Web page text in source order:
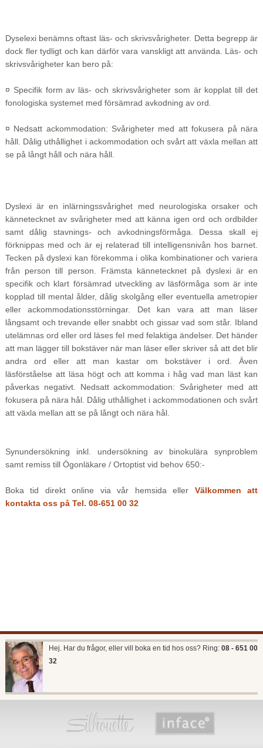
Dyselexi benämns oftast läs- och skrivsvårigheter. Detta begrepp är
dock fler tydligt och kan därför vara vanskligt att använda. Läs- och
skrivsvårigheter kan bero på:
¤ Specifik form av läs- och skrivsvårigheter som är kopplat till det
fonologiska systemet med försämrad avkodning av ord.
¤ Nedsatt ackommodation: Svårigheter med att fokusera på nära
håll. Dålig uthållighet i ackommodation och svårt att växla mellan att
se på långt håll och nära håll.
Dyslexi är en inlärningssvårighet med neurologiska orsaker och
kännetecknet av svårigheter med att känna igen ord och ordbilder
samt dålig stavnings- och avkodningsförmåga. Dessa skall ej
förknippas med och är ej relaterad till intelligensnivån hos barnet.
Tecken på dyslexi kan förekomma i olika kombinationer och variera
från person till person. Främsta kännetecknet på dyslexi är en
specifik och klart försämrad utveckling av läsförmåga som är inte
kopplad till mental ålder, dålig skolgång eller eventuella ametropier
eller ackommodationsstörningar. Det kan vara att man läser
långsamt och trevande eller snabbt och gissar vad som står. Ibland
utelämnas ord eller ord läses fel med felaktiga ändelser. Det händer
att man lägger till bokstäver när man läser eller skriver så att det blir
andra ord eller att man kastar om bokstäver i ord. Även
läsförståelse att läsa högt och att komma i håg vad man läst kan
påverkas negativt. Nedsatt ackommodation: Svårigheter med att
fokusera på nära hål. Dålig uthållighet i ackommodationen och svårt
att växla mellan att se på långt och nära hål.
Synundersökning inkl. undersökning av binokulära synproblem
samt remiss till Ögonläkare / Ortoptist vid behov 650:-
Boka tid direkt online via vår hemsida eller Välkommen att
kontakta oss på Tel. 08-651 00 32
Hej. Har du frågor, eller vill boka en tid hos oss? Ring: 08 - 651 00
32